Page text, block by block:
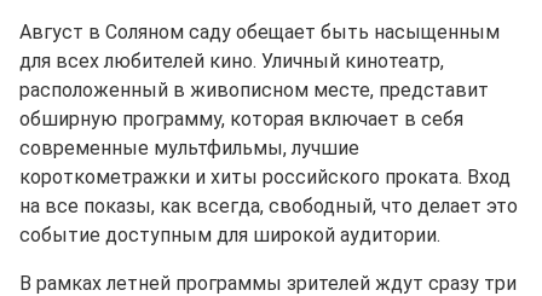
Август в Соляном саду обещает быть насыщенным
для всех любителей кино. Уличный кинотеатр,
расположенный в живописном месте, представит
обширную программу, которая включает в себя
современные мультфильмы, лучшие
короткометражки и хиты российского проката. Вход
на все показы, как всегда, свободный, что делает это
событие доступным для широкой аудитории.
В рамках летней программы зрителей ждут сразу три